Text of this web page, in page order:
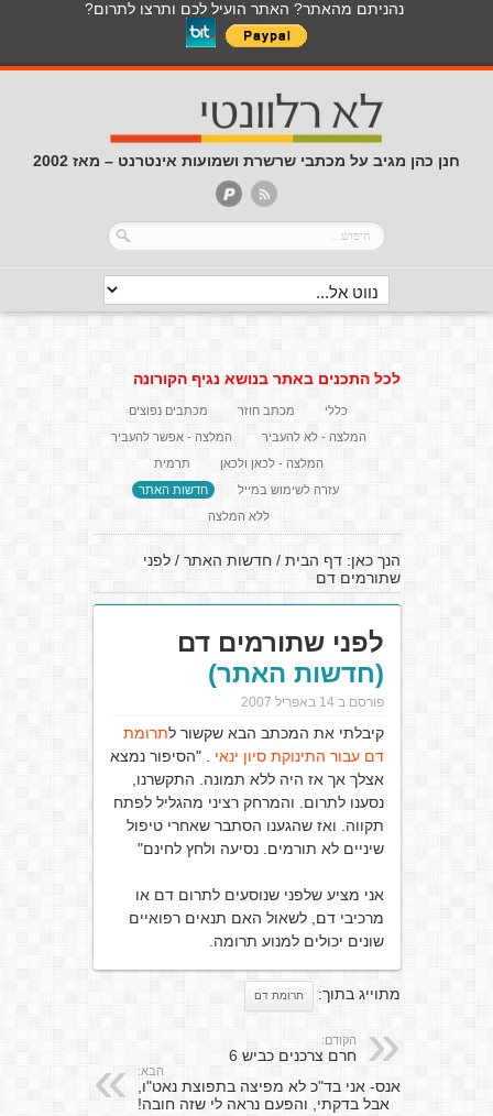
נהניתם מהאתר? האתר הועיל לכם ותרצו לתרום?
חנן כהן מגיב על מכתבי שרשרת ושמועות אינטרנט – מאז 2002
לכל התכנים באתר בנושא נגיף הקורונה
כללי מכתב חוזר
מכתבים נפוצים
המלצה - לא להעביר
המלצה - אפשר להעביר
המלצה - לכאן ולכאן
תרמית
עזרה לשימוש במייל
חדשות האתר
ללא המלצה
הנך כאן:דף הבית /חדשות האתר /לפני
שתורמים דם
לפני שתורמים דם
(חדשות האתר)
פורסם ב 14 באפריל 2007
קיבלתי את המכתב הבא שקשור לתרומת
דם עבור התינוקת סיון ינאי . "הסיפור נמצא
אצלך אך אז היה ללא תמונה. התקשרנו,
נסענו לתרום. והמרחק רציני מהגליל לפתח
תקווה. ואז שהגענו הסתבר שאחרי טיפול
שיניים לא תורמים. נסיעה ולחץ לחינם"
אני מציע שלפני שנוסעים לתרום דם או
מרכיבי דם, לשאול האם תנאים רפואיים
שונים יכולים למנוע תרומה.
מתוייג בתוך: תרומת דם
הקודם:
חרם צרכנים כביש 6
הבא:
אנס- אני בד"כ לא מפיצה בתפוצת נאט"ו,
אבל בדקתי, והפעם נראה לי שזה חובה!